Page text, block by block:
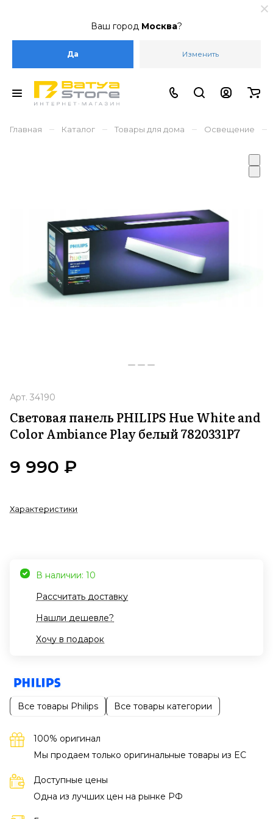
Ваш город Москва?
Да Изменить
Главная – Каталог – Товары для дома – Освещение –
Арт. 34190
Световая панель PHILIPS Hue White and
Color Ambiance Play белый 7820331P7
9 990 ₽
Характеристики
В наличии: 10
Рассчитать доставку
Нашли дешевле?
Хочу в подарок
Все товары Philips Все товары категории
100% оригинал
Мы продаем только оригинальные товары из EC
Доступные цены
Одна из лучших цен на рынке РФ